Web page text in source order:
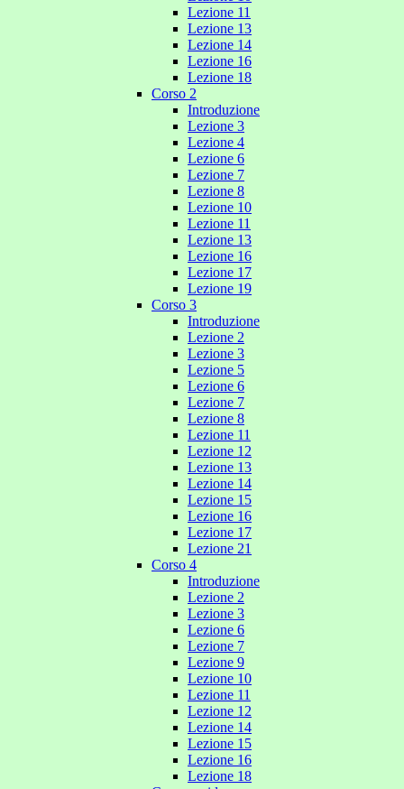
Lezione 11
Lezione 13
Lezione 14
Lezione 16
Lezione 18
Corso 2
Introduzione
Lezione 3
Lezione 4
Lezione 6
Lezione 7
Lezione 8
Lezione 10
Lezione 11
Lezione 13
Lezione 16
Lezione 17
Lezione 19
Corso 3
Introduzione
Lezione 2
Lezione 3
Lezione 5
Lezione 6
Lezione 7
Lezione 8
Lezione 11
Lezione 12
Lezione 13
Lezione 14
Lezione 15
Lezione 16
Lezione 17
Lezione 21
Corso 4
Introduzione
Lezione 2
Lezione 3
Lezione 6
Lezione 7
Lezione 9
Lezione 10
Lezione 11
Lezione 12
Lezione 14
Lezione 15
Lezione 16
Lezione 18